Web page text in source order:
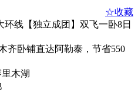
☆收藏
环线【独立成团】双飞一卧8日
齐卧铺直达阿勒泰，节省550
木湖